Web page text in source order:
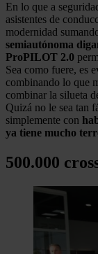
En lo que a
asistentes de
modernidad
semiautónoma
ProPILOT 2.0
Sea como fuere, es
combinando lo que
combinar la silueta
Quizá no le sea tan
simplemente con
ya tiene mucho
500.000